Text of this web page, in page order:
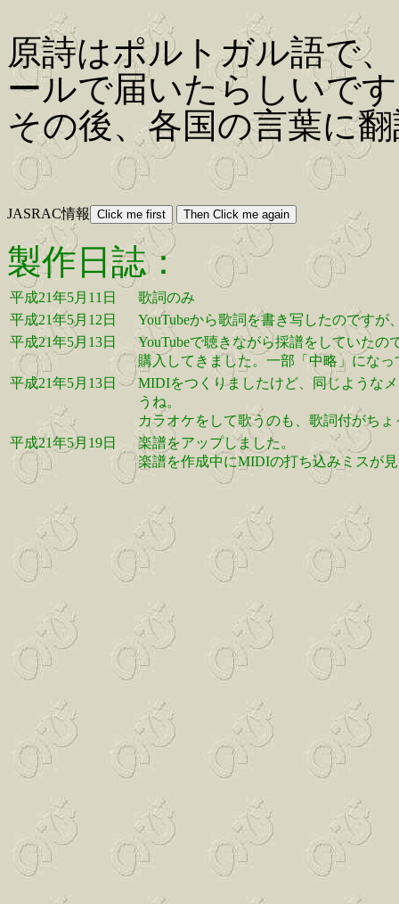
原詩はポルトガル語で
ールで届いたらしいで
その後、各国の言葉に
JASRAC情報
製作日誌：
平成21年5月11日
歌詞のみ
平成21年5月12日
YouTubeから歌詞を書き写したのです
平成21年5月13日
YouTubeで聴きながら採譜をしていたの
購入してきました。一部「中略」にな
平成21年5月13日
MIDIをつくりましたけど、同じような
うね。
カラオケをして歌うのも、歌詞付がち
平成21年5月19日
楽譜をアップしました。
楽譜を作成中にMIDIの打ち込みミスが